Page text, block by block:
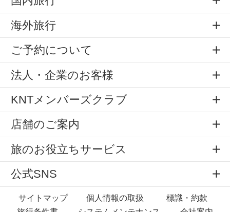
海外旅行
ご予約について
法人・企業のお客様
KNTメンバーズクラブ
店舗のご案内
旅のお役立ちサービス
公式SNS
サイトマップ 個人情報の取扱
標識・約款